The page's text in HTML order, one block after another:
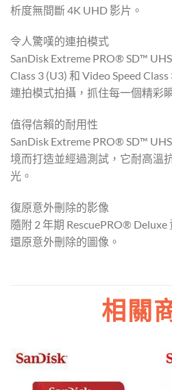
析度無間斷 4K UHD 影片。
令人驚嘆的連拍模式
SanDisk Extreme PRO® SD™
Class 3 (U3) 和 Video Speed
連拍模式拍攝，抓住每一個精彩
值得信賴的耐用性
SanDisk Extreme PRO® SD™
境而打造並經過測試，它耐高溫
光。
復原意外刪除的影像
隨附 2 年期 RescuePRO®
還原意外刪除的圖像。
相關